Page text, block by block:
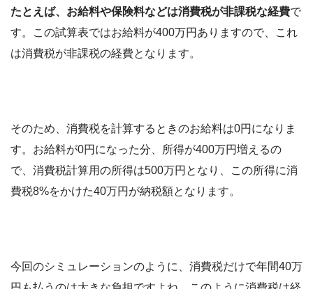
たとえば、お給料や保険料などは消費税が非課税な経費で
す。この試算表ではお給料が400万円ありますので、これ
は消費税が非課税の経費となります。
そのため、消費税を計算するときのお給料は0円になりま
す。お給料が0円になった分、所得が400万円増えるの
で、消費税計算用の所得は500万円となり、この所得に消
費税8%をかけた40万円が納税額となります。
今回のシミュレーションのように、消費税だけで年間40万